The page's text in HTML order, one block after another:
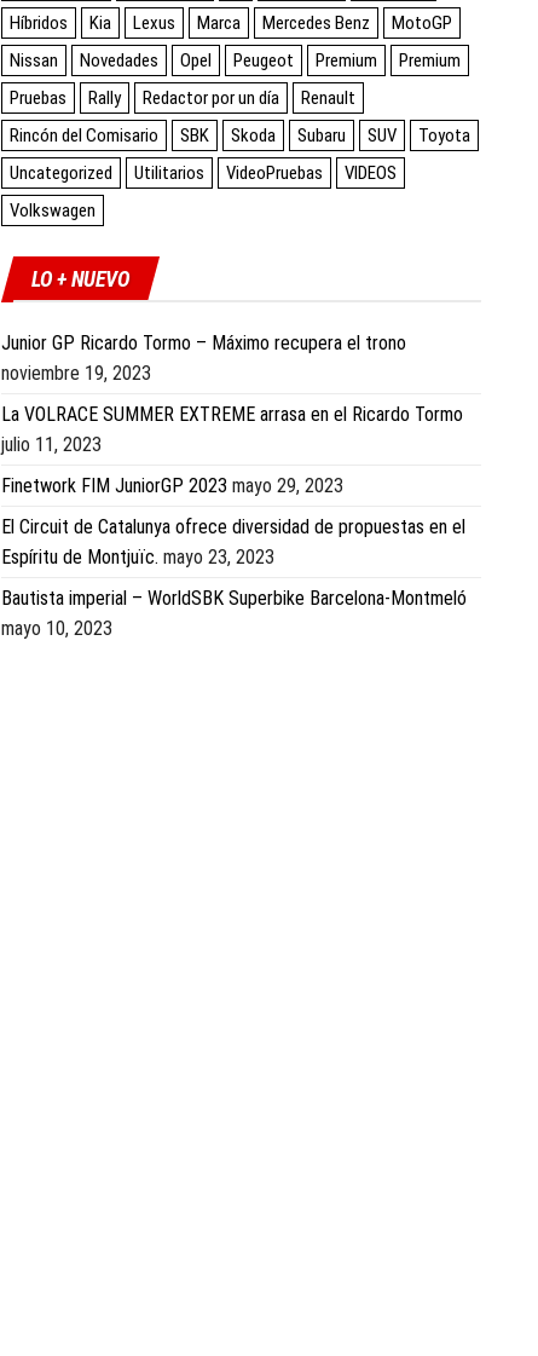
Híbridos
Kia Lexus Marca Mercedes Benz
MotoGP
Nissan
Novedades Opel Peugeot Premium
Premium
Pruebas
Rally Redactor por un día
Renault
Rincón del Comisario
SBK Skoda Subaru SUV
Toyota
Uncategorized
Utilitarios VideoPruebas
VIDEOS
Volkswagen
LO + NUEVO
Junior GP Ricardo Tormo – Máximo recupera el trono
noviembre 19, 2023
La VOLRACE SUMMER EXTREME arrasa en el Ricardo Tormo
julio 11, 2023
Finetwork FIM JuniorGP 2023 mayo 29, 2023
El Circuit de Catalunya ofrece diversidad de propuestas en el
Espíritu de Montjuïc. mayo 23, 2023
Bautista imperial – WorldSBK Superbike Barcelona-Montmeló
mayo 10, 2023